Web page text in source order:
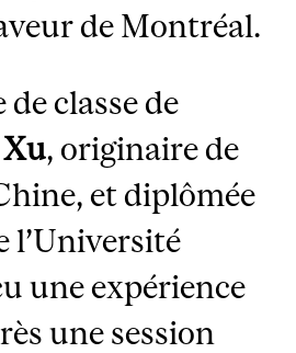
de Montréal.
classe de
, originaire de
et diplômée
l’Université
une expérience
une session